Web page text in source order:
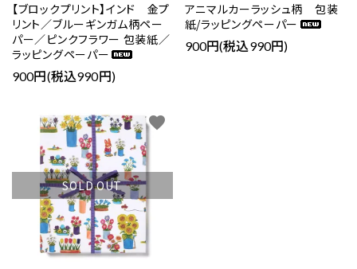
【ブロックプリント】インド 金プ
リント／ブルーギンガム柄ペー
パー／ピンクフラワー 包装紙／
ラッピングペーパー
900円(税込990円)
アニマルカーラッシュ柄 包装
紙/ラッピングペーパー
900円(税込990円)
SOLD OUT
favorite